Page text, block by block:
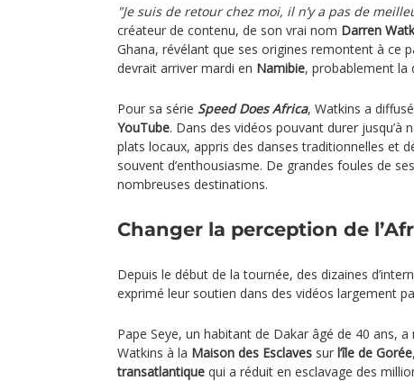
"Je suis de retour chez moi, il n’y a pas de
créateur de contenu, de son vrai nom Darren
Ghana, révélant que ses origines remontent à ce
devrait arriver mardi en Namibie, probablement la
Pour sa série Speed Does Africa, Watkins a
YouTube. Dans des vidéos pouvant durer jusqu’à
plats locaux, appris des danses traditionnelles et
souvent d’enthousiasme. De grandes foules de
nombreuses destinations.
Changer la perception de
Depuis le début de la tournée, des dizaines
exprimé leur soutien dans des vidéos largement
Pape Seye, un habitant de Dakar âgé de 40 ans,
Watkins à la Maison des Esclaves sur l’île de Gorée
transatlantique qui a réduit en esclavage des